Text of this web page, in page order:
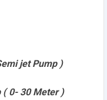
jet Pump )
( 0- 30 Meter )